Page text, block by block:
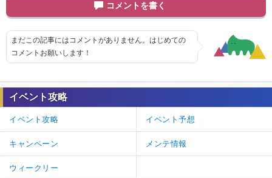
コメントを書く
まだこの記事にはコメントがありません。はじめての
コメントお願いします！
イベント攻略
イベント攻略 イベント予想
キャンペーン メンテ情報
ウィークリー